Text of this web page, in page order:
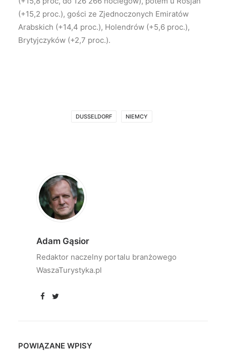
(+15,2 proc.), gości ze Zjednoczonych Emiratów
Arabskich (+14,4 proc.), Holendrów (+5,6 proc.),
Brytyjczyków (+2,7 proc.).
DUSSELDORF NIEMCY
Adam Gąsior
Redaktor naczelny portalu branżowego
WaszaTurystyka.pl
POWIĄZANE WPISY